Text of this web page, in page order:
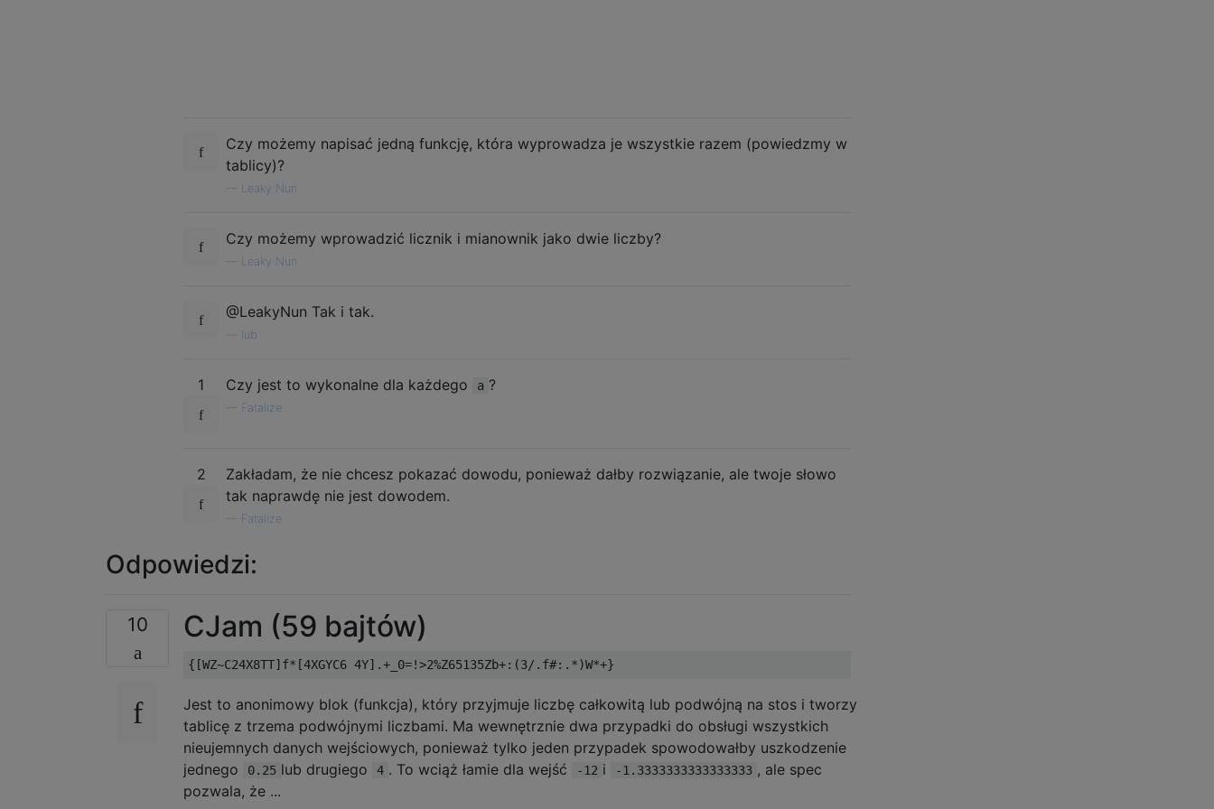
Czy możemy napisać jedną funkcję, która wyprowadza je wszystkie razem (powiedzmy w
tablicy)?
Leaky Nun
Czy możemy wprowadzić licznik i mianownik jako dwie liczby?
Leaky Nun
@LeakyNun Tak i tak.
lub
1 Czy jest to wykonalne dla każdego a ?
Fatalize
2
Zakładam, że nie chcesz pokazać dowodu, ponieważ dałby rozwiązanie, ale twoje słowo
tak naprawdę nie jest dowodem.
Fatalize
Odpowiedzi:
10 CJam (59 bajtów)
Jest to anonimowy blok (funkcja), który przyjmuje liczbę całkowitą lub podwójną na stos i tworzy
tablicę z trzema podwójnymi liczbami. Ma wewnętrznie dwa przypadki do obsługi wszystkich
nieujemnych danych wejściowych, ponieważ tylko jeden przypadek spowodowałby uszkodzenie
jednego
0.25 lub drugiego 4 . To wciąż łamie dla wejść -12 i -1.3333333333333333 , ale spec
pozwala, że ...